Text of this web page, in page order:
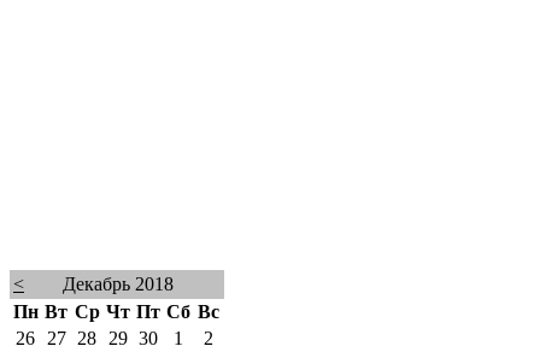
<
Декабрь 2018
Пн Вт Ср Чт Пт Сб Вс
26
27 28 29 30 1
2